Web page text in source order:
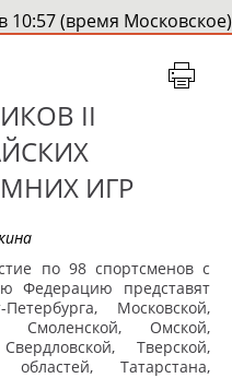
10:57 (время Московское)
II
ИГР
по 98 спортсменов с
Федерацию представят
Московской,
Смоленской, Омской,
Тверской,
областей, Татарстана,